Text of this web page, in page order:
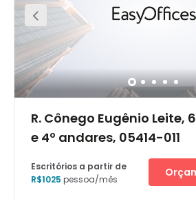
R. Cônego Eugênio Leite,
e 4º andares, 05414-011
Escritórios a partir de
R$1025 pessoa/mês